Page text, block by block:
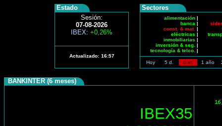
Estado
Sesión:
07-08-2026
IBEX: +0,26%
Actualizado: 16:57
Sectores
alimentación |
banca |
const. & mat. |
eléctricas |
inmobiliarias |
inversión & seg. |
tecnología & telco. |
Hoy 5 d. 6 m. 1 año
BANKINTER (6 meses)
IBEX35